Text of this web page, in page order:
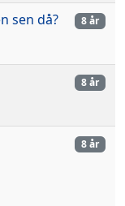
sen då? 8 år
8 år
8 år